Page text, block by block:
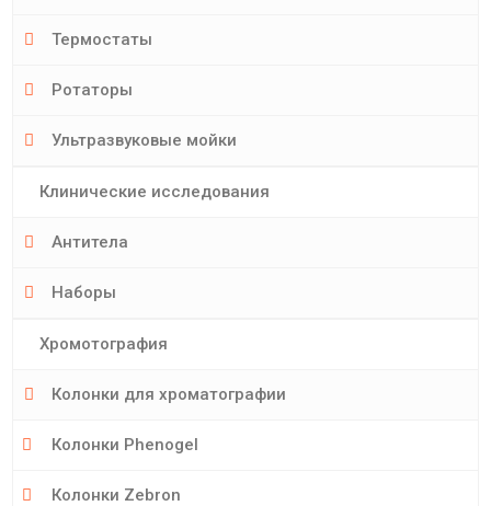
Термостаты
Ротаторы
Ультразвуковые мойки
Клинические исследования
Антитела
Наборы
Хромотография
Колонки для хроматографии
Колонки Phenogel
Колонки Zebron